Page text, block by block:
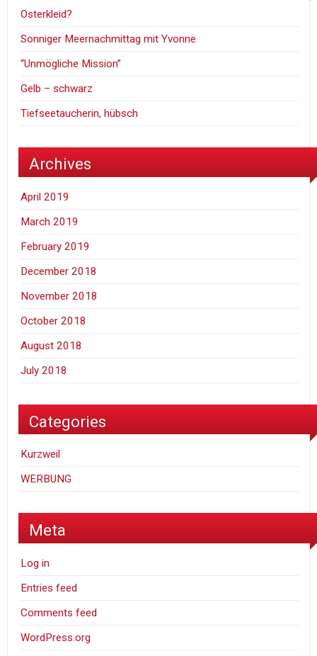
Osterkleid?
Sonniger Meernachmittag mit Yvonne
“Unmögliche Mission”
Gelb – schwarz
Tiefseetaucherin, hübsch
Archives
April 2019
March 2019
February 2019
December 2018
November 2018
October 2018
August 2018
July 2018
Categories
Kurzweil
WERBUNG
Meta
Log in
Entries feed
Comments feed
WordPress.org